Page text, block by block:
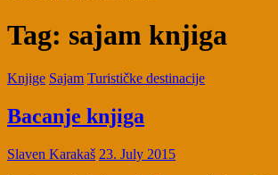
Tag: sajam knjiga
Knjige Sajam Turističke destinacije
Bacanje knjiga
Slaven Karakaš 23. July 2015